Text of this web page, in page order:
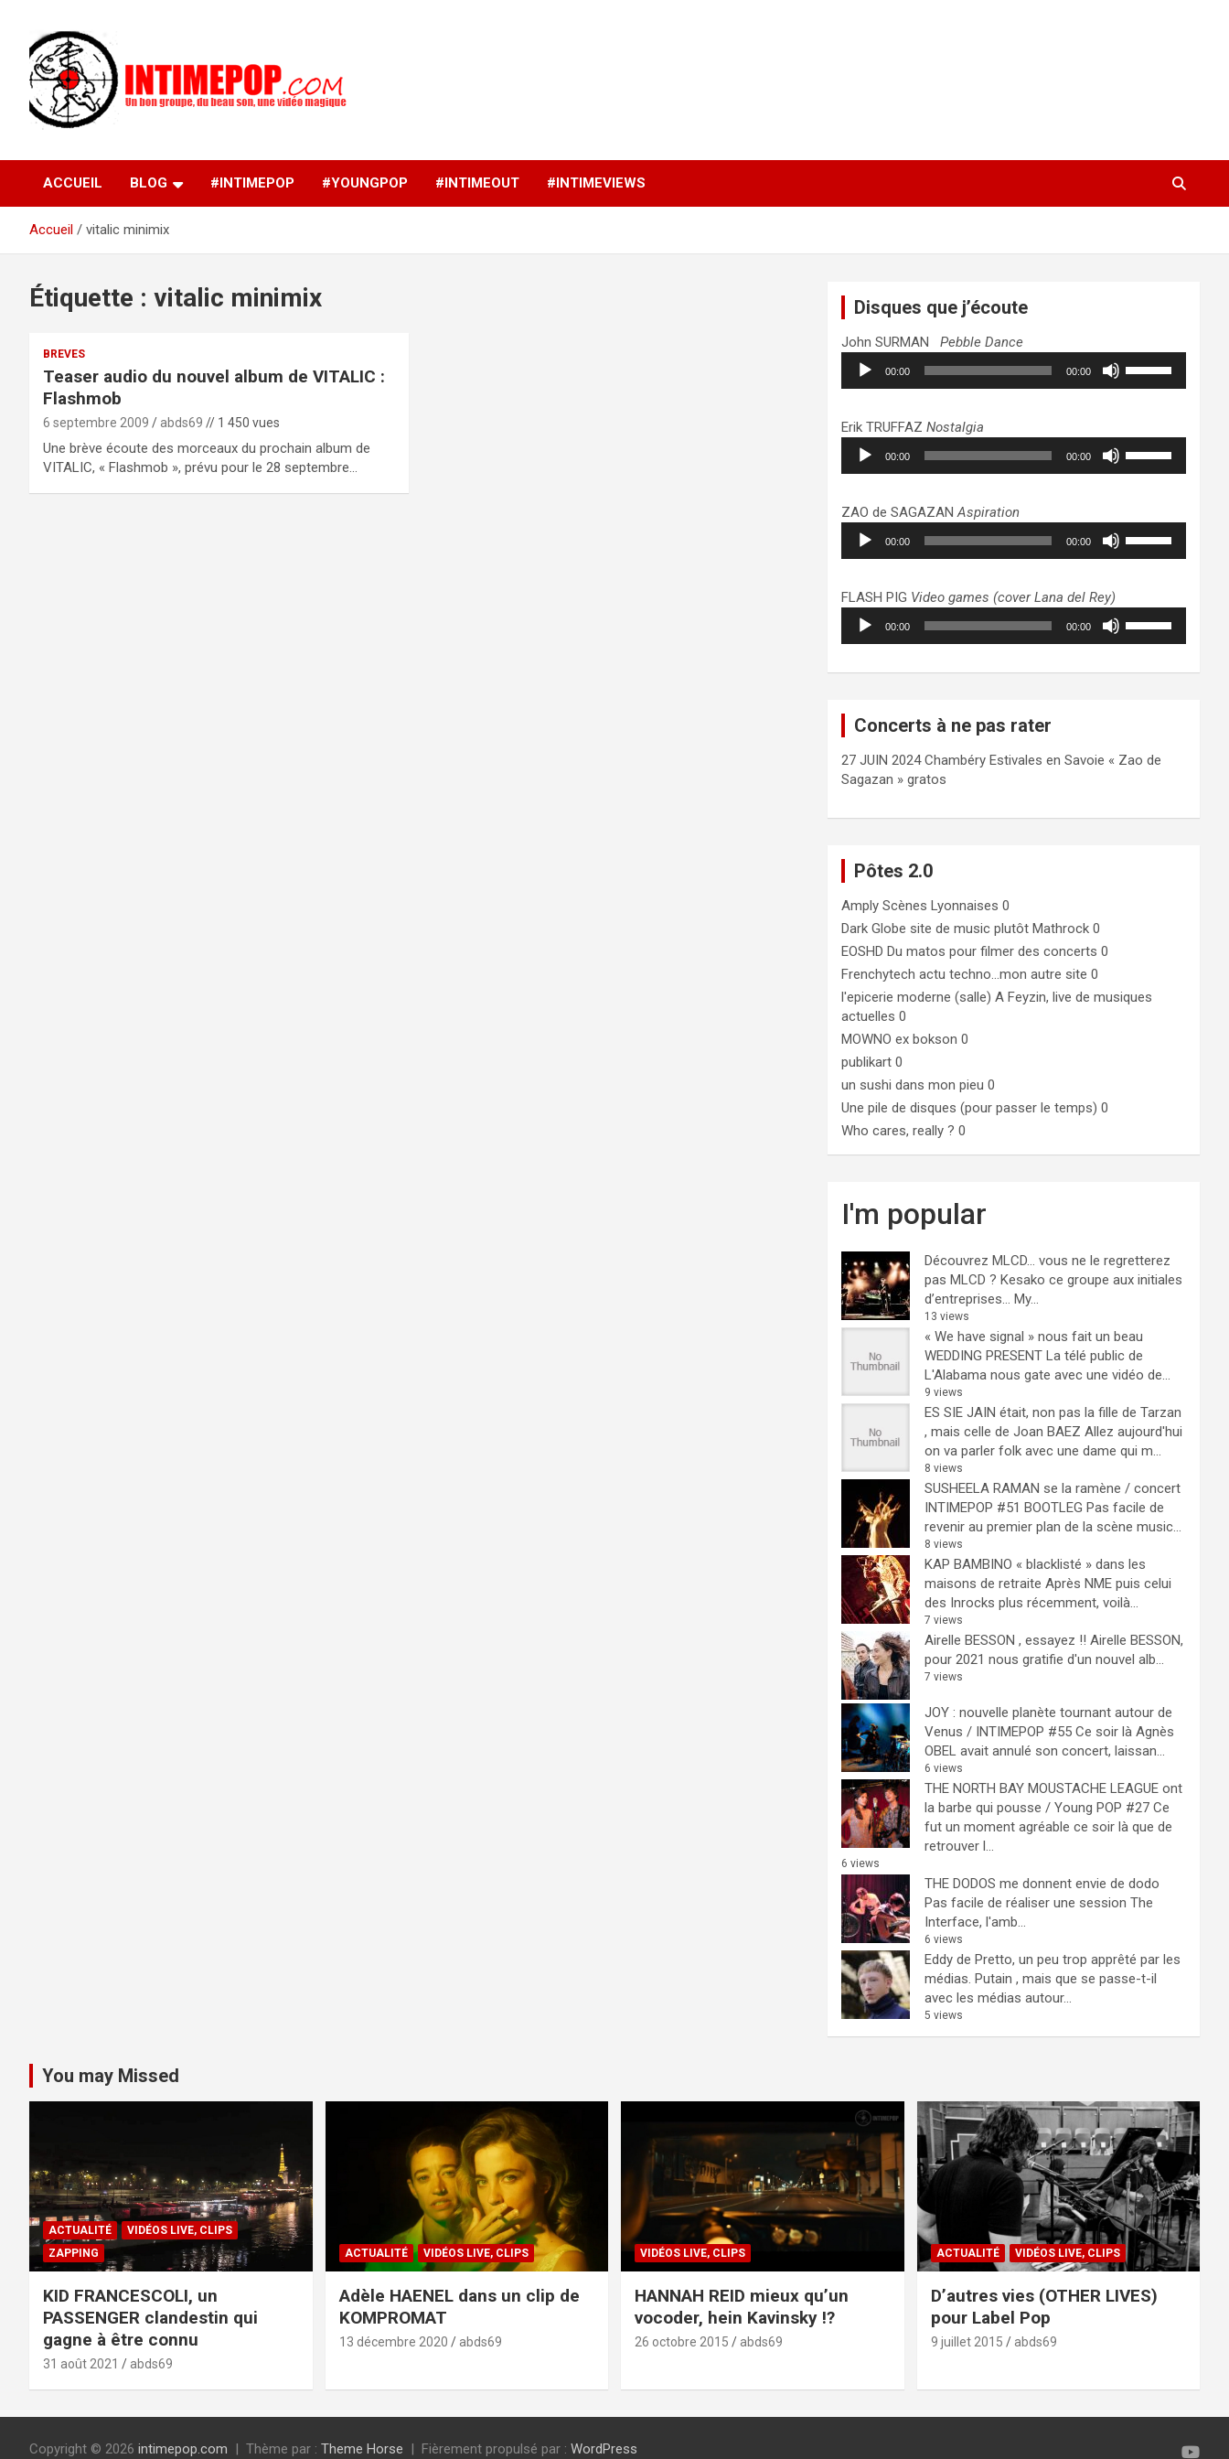
contenu
intimepop.com
musiques actuelles pop rock, post-rock, indé sur Lyon. rock pop
concert lyon
ACCUEIL BLOG #INTIMEPOP #YOUNGPOP #INTIMEOUT #INTIMEVIEWS
Accueil vitalic minimix
Étiquette : vitalic minimix
BREVES
Teaser audio du nouvel album de VITALIC :
Flashmob
6 septembre 2009 abds69 // 1 450 vues
Une brève écoute des morceaux du prochain album de
VITALIC, « Flashmob », prévu pour le 28 septembre…
Disques que j’écoute
John SURMANPebble Dance
Lecteur
audio
00:00 00:00
pour
augmenter
ou
volume.
Erik TRUFFAZNostalgia
Lecteur
audio
00:00 00:00
pour
augmenter
ou
volume.
ZAO de SAGAZANAspiration
Lecteur
audio
00:00 00:00
pour
augmenter
ou
FLASH PIG Video games (cover Lana del Rey)
Lecteur
audio
00:00 00:00
haut/bas
le
Concerts à ne pas rater
27 JUIN 2024 Chambéry Estivales en Savoie « Zao de
Sagazan » gratos
Pôtes 2.0
Amply Scènes Lyonnaises 0
Dark Globe site de music plutôt Mathrock 0
EOSHD Du matos pour filmer des concerts 0
Frenchytech actu techno…mon autre site 0
l'epicerie moderne (salle) A Feyzin, live de musiques
actuelles 0
MOWNO ex bokson 0
publikart 0
un sushi dans mon pieu 0
Une pile de disques (pour passer le temps) 0
Who cares, really ? 0
I'm popular
Découvrez MLCD… vous ne le regretterez
pas MLCD ? Kesako ce groupe aux initiales
d’entreprises… My...
13 views
« We have signal » nous fait un beau
WEDDING PRESENT La télé public de
L'Alabama nous gate avec une vidéo de...
9 views
ES SIE JAIN était, non pas la fille de Tarzan
, mais celle de Joan BAEZ Allez aujourd'hui
on va parler folk avec une dame qui m...
8 views
SUSHEELA RAMAN se la ramène / concert
INTIMEPOP #51 BOOTLEG Pas facile de
revenir au premier plan de la scène music...
8 views
KAP BAMBINO « blacklisté » dans les
maisons de retraite Après NME puis celui
des Inrocks plus récemment, voilà...
7 views
Airelle BESSON , essayez !! Airelle BESSON,
pour 2021 nous gratifie d'un nouvel alb...
7 views
JOY : nouvelle planète tournant autour de
Venus / INTIMEPOP #55 Ce soir là Agnès
OBEL avait annulé son concert, laissan...
6 views
THE NORTH BAY MOUSTACHE LEAGUE ont
la barbe qui pousse / Young POP #27 Ce
fut un moment agréable ce soir là que de
retrouver l...
6 views
THE DODOS me donnent envie de dodo
Pas facile de réaliser une session The
Interface, l'amb...
6 views
Eddy de Pretto, un peu trop apprêté par les
médias. Putain , mais que se passe-t-il
avec les médias autour...
5 views
You may Missed
ACTUALITÉ
VIDÉOS LIVE, CLIPS
ZAPPING
KID FRANCESCOLI, un
PASSENGER clandestin qui
gagne à être connu
31 août 2021 abds69
ACTUALITÉ VIDÉOS LIVE, CLIPS
Adèle HAENEL dans un clip de
KOMPROMAT
13 décembre 2020 abds69
VIDÉOS LIVE, CLIPS
HANNAH REID mieux qu’un
vocoder, hein Kavinsky !?
26 octobre 2015 abds69
ACTUALITÉ VIDÉOS LIVE, CLIPS
D’autres vies (OTHER LIVES)
pour Label Pop
9 juillet 2015 abds69
Copyright © 2026 intimepop.com Thème par : Theme Horse Fièrement propulsé par : WordPress